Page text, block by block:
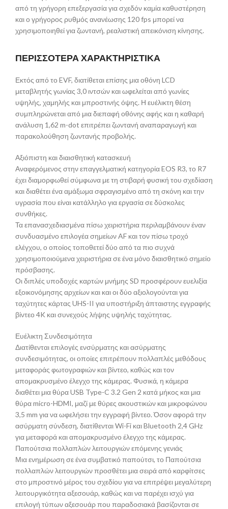
από τη γρήγορη επεξεργασία για σχεδόν καμία καθυστέρηση
και ο γρήγορος ρυθμός ανανέωσης 120 fps μπορεί να
χρησιμοποιηθεί για ζωντανή, ρεαλιστική απεικόνιση κίνησης.
ΠΕΡΙΣΣΟΤΕΡΑ ΧΑΡΑΚΤΗΡΙΣΤΙΚΑ
Εκτός από το EVF, διατίθεται επίσης μια οθόνη LCD
μεταβλητής γωνίας 3,0 ιντσών και ωφελείται από γωνίες
υψηλής, χαμηλής και μπροστινής όψης. Η ευέλικτη θέση
συμπληρώνεται από μια διεπαφή οθόνης αφής και η καθαρή
ανάλυση 1,62 m-dot επιτρέπει ζωντανή αναπαραγωγή και
παρακολούθηση ζωντανής προβολής.
Αξιόπιστη και διαισθητική κατασκευή
Αναφερόμενος στην επαγγελματική κατηγορία EOS R3, το R7
έχει διαμορφωθεί σύμφωνα με τη στιβαρή φυσική του σχεδίαση
και διαθέτει ένα αμάξωμα σφραγισμένο από τη σκόνη και την
υγρασία που είναι κατάλληλο για εργασία σε δύσκολες
συνθήκες.
Τα επανασχεδιασμένα πίσω χειριστήρια περιλαμβάνουν έναν
συνδυασμένο επιλογέα σημείων AF και τον πίσω τροχό
ελέγχου, ο οποίος τοποθετεί δύο από τα πιο συχνά
χρησιμοποιούμενα χειριστήρια σε ένα μόνο διαισθητικό σημείο
πρόσβασης.
Οι διπλές υποδοχές καρτών μνήμης SD προσφέρουν ευελιξία
εξοικονόμησης αρχείων και και οι δύο αξιολογούνται για
ταχύτητες κάρτας UHS-II για υποστήριξη άπταιστης εγγραφής
βίντεο 4K και συνεχούς λήψης υψηλής ταχύτητας.
Ευέλικτη Συνδεσιμότητα
Διατίθενται επιλογές ενσύρματης και ασύρματης
συνδεσιμότητας, οι οποίες επιτρέπουν πολλαπλές μεθόδους
μεταφοράς φωτογραφιών και βίντεο, καθώς και τον
απομακρυσμένο έλεγχο της κάμερας. Φυσικά, η κάμερα
διαθέτει μια θύρα USB Type-C 3.2 Gen 2 κατά μήκος και μια
θύρα micro-HDMI, μαζί με θύρες ακουστικών και μικροφώνου
3,5 mm για να ωφελήσει την εγγραφή βίντεο. Όσον αφορά την
ασύρματη σύνδεση, διατίθενται Wi-Fi και Bluetooth 2,4 GHz
για μεταφορά και απομακρυσμένο έλεγχο της κάμερας.
Παπούτσια πολλαπλών λειτουργιών επόμενης γενιάς
Μια ενημέρωση σε ένα συμβατικό παπούτσι, το Παπούτσια
πολλαπλών λειτουργιών προσθέτει μια σειρά από καρφίτσες
στο μπροστινό μέρος του σχεδίου για να επιτρέψει μεγαλύτερη
λειτουργικότητα αξεσουάρ, καθώς και να παρέχει ισχύ για
επιλογή τύπων αξεσουάρ που παραδοσιακά βασίζονται σε